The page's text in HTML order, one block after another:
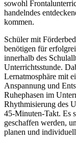
sowohl
handelndes
kommen.
Schüler mit
benötigen für
innerhalb des
Unterrichtsstunde.
Lernatmosphäre mit
Anspannung und
Ruhephasen im
Rhythmisierung des
45-Minuten-Takt. Es
geschaffen werden,
planen und